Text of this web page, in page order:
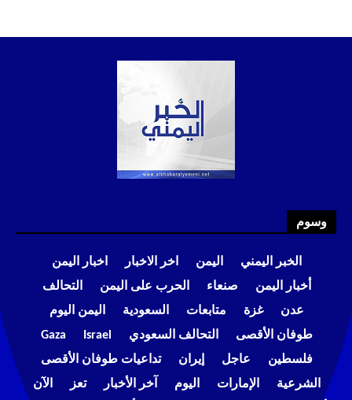
وسوم
الخبر اليمني اليمن اخر الاخبار
اخبار اليمن
أخبار اليمن
صنعاء الحرب على اليمن
التحالف
عدن
غزة متابعات السعودية
اليمن اليوم
طوفان الأقصى
التحالف السعودي Israel
Gaza
فلسطين
عاجل إيران
تداعيات طوفان الأقصى
الشرعية
الإمارات اليوم آخر الأخبار تعز الآن